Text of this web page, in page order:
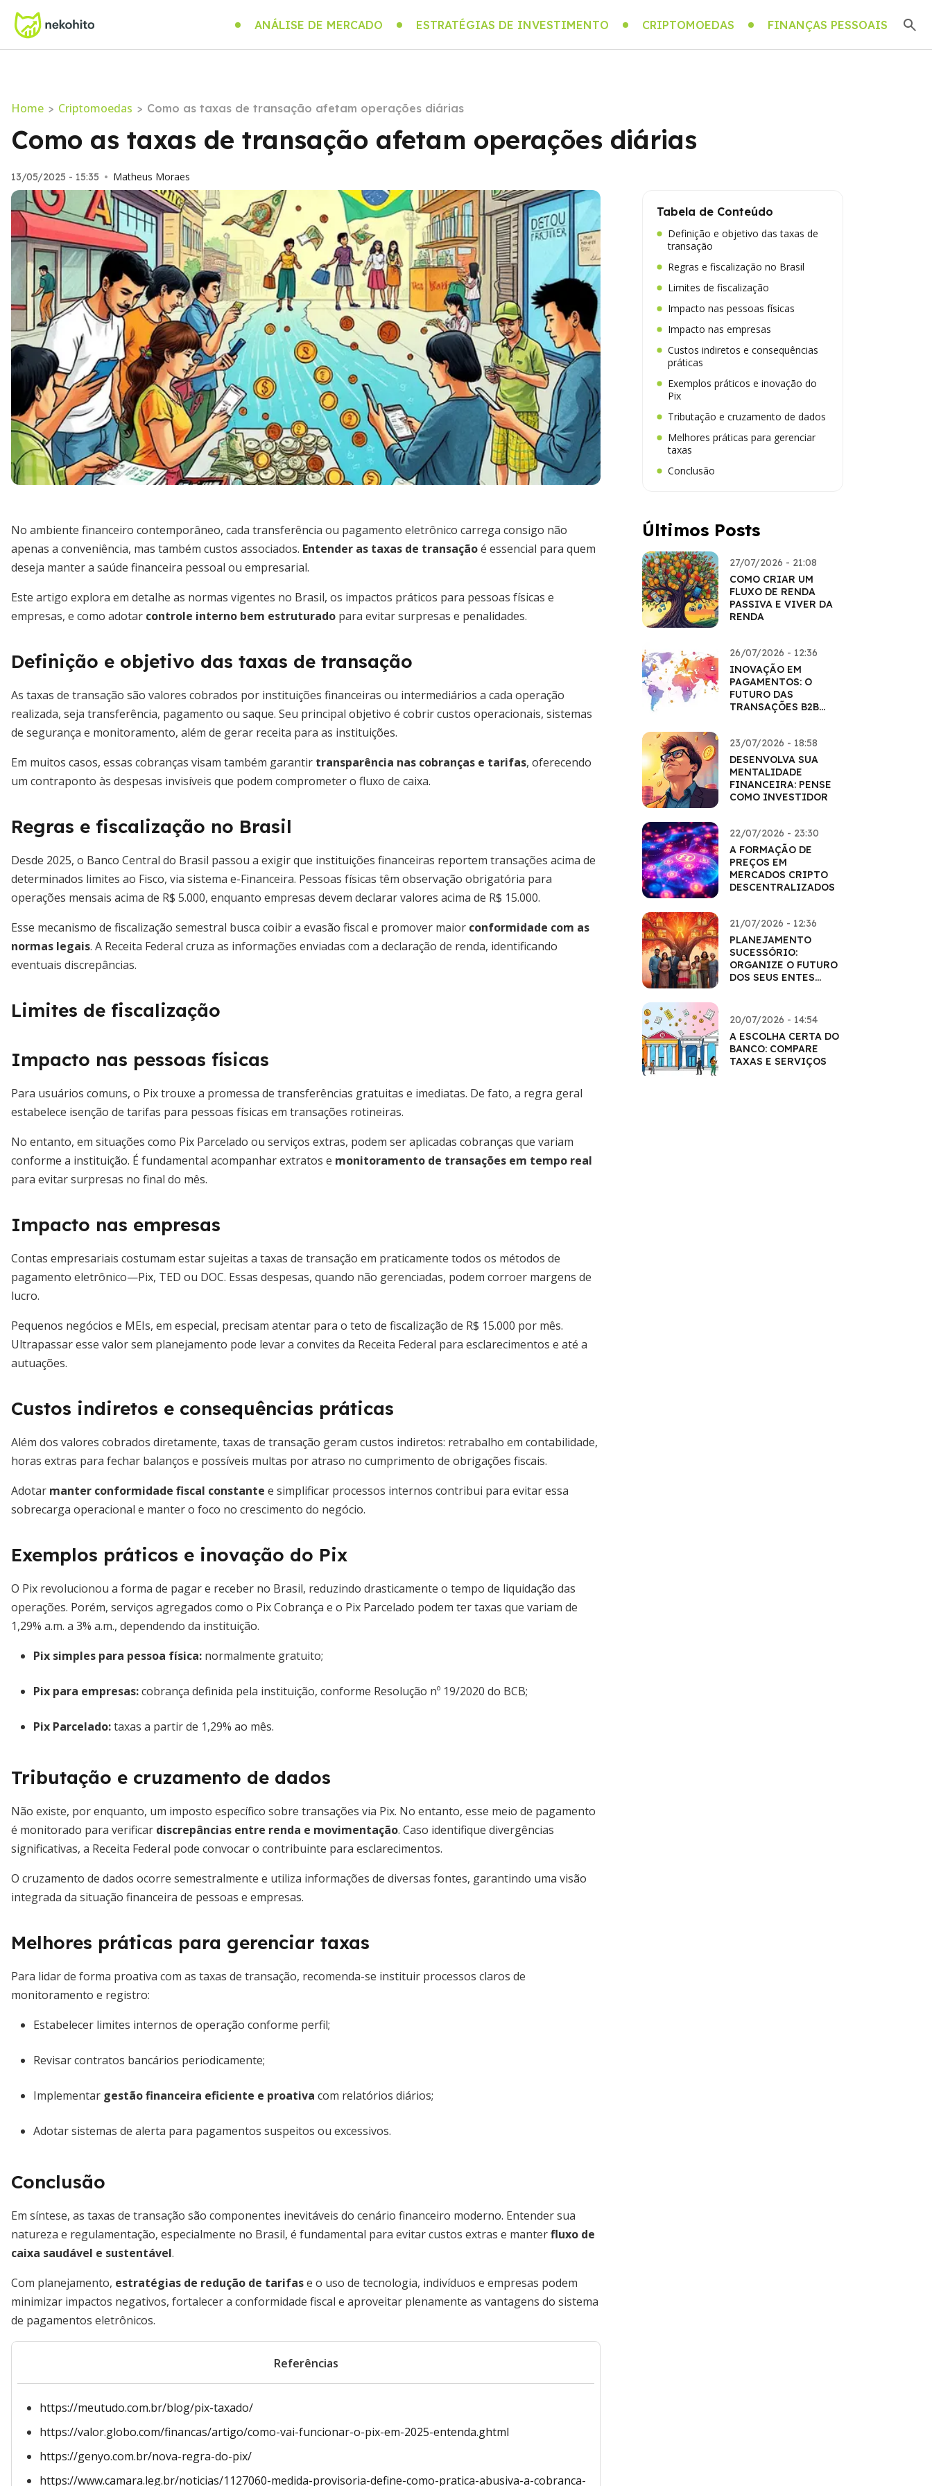
ANÁLISE DE MERCADO ESTRATÉGIAS DE INVESTIMENTO CRIPTOMOEDAS FINANÇAS PESSOAIS
Home > Criptomoedas > Como as taxas de transação afetam operações diárias
Como as taxas de transação afetam operações diárias
13/05/2025 - 15:35 • Matheus Moraes
No ambiente financeiro contemporâneo, cada transferência ou pagamento eletrônico carrega consigo não
apenas a conveniência, mas também custos associados. Entender as taxas de transaçãoé essencial para quem
deseja manter a saúde financeira pessoal ou empresarial.
Este artigo explora em detalhe as normas vigentes no Brasil, os impactos práticos para pessoas físicas e
empresas, e como adotar controle interno bem estruturado para evitar surpresas e penalidades.
Definição e objetivo das taxas de transação
As taxas de transação são valores cobrados por instituições financeiras ou intermediários a cada operação
realizada, seja transferência, pagamento ou saque. Seu principal objetivo é cobrir custos operacionais, sistemas
de segurança e monitoramento, além de gerar receita para as instituições.
Em muitos casos, essas cobranças visam também garantir transparência nas cobranças e tarifas, oferecendo
um contraponto às despesas invisíveis que podem comprometer o fluxo de caixa.
Regras e fiscalização no Brasil
Desde 2025, o Banco Central do Brasil passou a exigir que instituições financeiras reportem transações acima de
determinados limites ao Fisco, via sistema e-Financeira. Pessoas físicas têm observação obrigatória para
operações mensais acima de R$ 5.000, enquanto empresas devem declarar valores acima de R$ 15.000.
Esse mecanismo de fiscalização semestral busca coibir a evasão fiscal e promover maior conformidade com as
normas legais. A Receita Federal cruza as informações enviadas com a declaração de renda, identificando
eventuais discrepâncias.
Limites de fiscalização
Impacto nas pessoas físicas
Para usuários comuns, o Pix trouxe a promessa de transferências gratuitas e imediatas. De fato, a regra geral
estabelece isenção de tarifas para pessoas físicas em transações rotineiras.
No entanto, em situações como Pix Parcelado ou serviços extras, podem ser aplicadas cobranças que variam
conforme a instituição. É fundamental acompanhar extratos e monitoramento de transações em tempo real
para evitar surpresas no final do mês.
Impacto nas empresas
Contas empresariais costumam estar sujeitas a taxas de transação em praticamente todos os métodos de
pagamento eletrônico—Pix, TED ou DOC. Essas despesas, quando não gerenciadas, podem corroer margens de
lucro.
Pequenos negócios e MEIs, em especial, precisam atentar para o teto de fiscalização de R$ 15.000 por mês.
Ultrapassar esse valor sem planejamento pode levar a convites da Receita Federal para esclarecimentos e até a
autuações.
Custos indiretos e consequências práticas
Além dos valores cobrados diretamente, taxas de transação geram custos indiretos: retrabalho em contabilidade,
horas extras para fechar balanços e possíveis multas por atraso no cumprimento de obrigações fiscais.
Adotar manter conformidade fiscal constante e simplificar processos internos contribui para evitar essa
sobrecarga operacional e manter o foco no crescimento do negócio.
Exemplos práticos e inovação do Pix
O Pix revolucionou a forma de pagar e receber no Brasil, reduzindo drasticamente o tempo de liquidação das
operações. Porém, serviços agregados como o Pix Cobrança e o Pix Parcelado podem ter taxas que variam de
1,29% a.m. a 3% a.m., dependendo da instituição.
Pix simples para pessoa física: normalmente gratuito;
Pix para empresas:cobrança definida pela instituição, conforme Resolução nº 19/2020 do BCB;
Pix Parcelado:taxas a partir de 1,29% ao mês.
Tributação e cruzamento de dados
Não existe, por enquanto, um imposto específico sobre transações via Pix. No entanto, esse meio de pagamento
é monitorado para verificar discrepâncias entre renda e movimentação. Caso identifique divergências
significativas, a Receita Federal pode convocar o contribuinte para esclarecimentos.
O cruzamento de dados ocorre semestralmente e utiliza informações de diversas fontes, garantindo uma visão
integrada da situação financeira de pessoas e empresas.
Melhores práticas para gerenciar taxas
Para lidar de forma proativa com as taxas de transação, recomenda-se instituir processos claros de
monitoramento e registro:
Estabelecer limites internos de operação conforme perfil;
Revisar contratos bancários periodicamente;
Implementar gestão financeira eficiente e proativa com relatórios diários;
Adotar sistemas de alerta para pagamentos suspeitos ou excessivos.
Conclusão
Em síntese, as taxas de transação são componentes inevitáveis do cenário financeiro moderno. Entender sua
natureza e regulamentação, especialmente no Brasil, é fundamental para evitar custos extras e manterfluxo de
caixa saudável e sustentável.
Com planejamento, estratégias de redução de tarifase o uso de tecnologia, indivíduos e empresas podem
minimizar impactos negativos, fortalecer a conformidade fiscal e aproveitar plenamente as vantagens do sistema
de pagamentos eletrônicos.
Referências
https://meutudo.com.br/blog/pix-taxado/
https://valor.globo.com/financas/artigo/como-vai-funcionar-o-pix-em-2025-entenda.ghtml
https://genyo.com.br/nova-regra-do-pix/
https://www.camara.leg.br/noticias/1127060-medida-provisoria-define-como-pratica-abusiva-a-cobranca-
Tabela de Conteúdo
Definição e objetivo das taxas de
transação
Regras e fiscalização no Brasil
Limites de fiscalização
Impacto nas pessoas físicas
Impacto nas empresas
Custos indiretos e consequências
práticas
Exemplos práticos e inovação do
Pix
Tributação e cruzamento de dados
Melhores práticas para gerenciar
taxas
Conclusão
Últimos Posts
27/07/2026 - 21:08
COMO CRIAR UM
FLUXO DE RENDA
PASSIVA E VIVER DA
RENDA
26/07/2026 - 12:36
INOVAÇÃO EM
PAGAMENTOS: O
FUTURO DAS
TRANSAÇÕES B2B
23/07/2026 - 18:58
DESENVOLVA SUA
MENTALIDADE
FINANCEIRA: PENSE
COMO INVESTIDOR
22/07/2026 - 23:30
A FORMAÇÃO DE
PREÇOS EM
MERCADOS CRIPTO
DESCENTRALIZADOS
21/07/2026 - 12:36
PLANEJAMENTO
SUCESSÓRIO:
ORGANIZE O FUTURO
DOS SEUS ENTES
20/07/2026 - 14:54
A ESCOLHA CERTA DO
BANCO: COMPARE
TAXAS E SERVIÇOS